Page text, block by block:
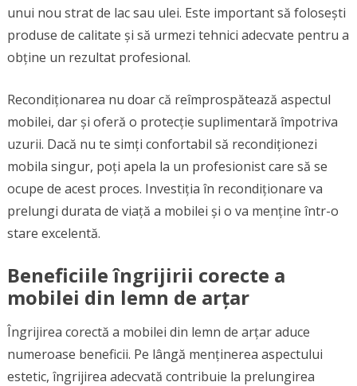
unui nou strat de lac sau ulei. Este important să folosești
produse de calitate și să urmezi tehnici adecvate pentru a
obține un rezultat profesional.
Recondiționarea nu doar că reîmprospătează aspectul
mobilei, dar și oferă o protecție suplimentară împotriva
uzurii. Dacă nu te simți confortabil să recondiționezi
mobila singur, poți apela la un profesionist care să se
ocupe de acest proces. Investiția în recondiționare va
prelungi durata de viață a mobilei și o va menține într-o
stare excelentă.
Beneficiile îngrijirii corecte a
mobilei din lemn de arțar
Îngrijirea corectă a mobilei din lemn de arțar aduce
numeroase beneficii. Pe lângă menținerea aspectului
estetic, îngrijirea adecvată contribuie la prelungirea